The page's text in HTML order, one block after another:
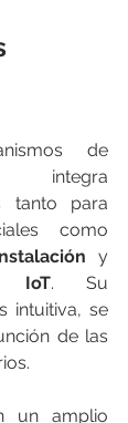
de
integra
tanto para
como
y
IoT. Su
intuitiva, se
de las
un amplio